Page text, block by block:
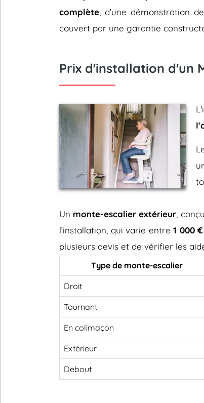
complète , d’une démonstration
couvert par une garantie
Prix d'installation d'un
Un monte-escalier extérieur ,
l’installation, qui varie entre1 000
plusieurs devis et de vérifier les
Type de monte-escalier
Droit
Tournant
En colimaçon
Extérieur
Debout